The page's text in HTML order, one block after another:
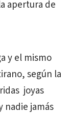
apertura de
y el mismo
según la
joyas
nadie jamás